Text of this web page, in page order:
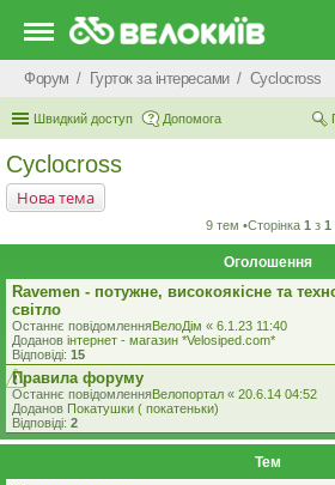
Форум Гурток за інтересами Cyclocross
Швидкий доступ Допомога
Cyclocross
Нова тема
9 тем •Сторінка 1 з 1
Оголошення
Ravemen - потужне, високоякісне та
світло
Останнє повідомленняВелоДім « 6.1.23 11:40
Доданов iнтернет - магазин *Velosiped.com*
Відповіді: 15
Правила форуму
Останнє повідомленняВелопортал « 20.6.14 04:52
Доданов Покатушки ( покатеньки)
Відповіді: 2
Тем